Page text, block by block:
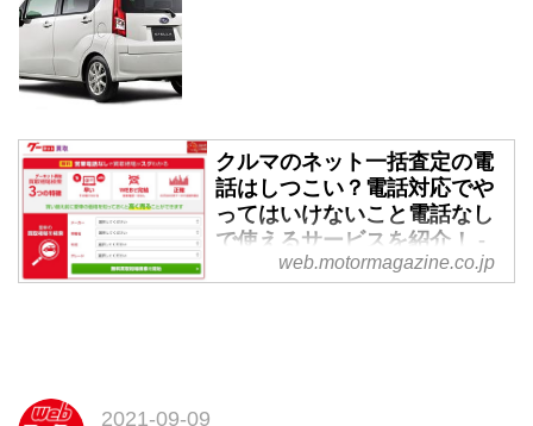
クルマのネット一括査定の電
話はしつこい？電話対応でや
ってはいけないこと電話なし
で使えるサービスを紹介！ -
Webモーターマガジン
web.motormagazine.co.jp
2021-09-09